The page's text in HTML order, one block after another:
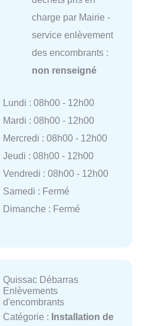
charge par Mairie -
service enlèvement
des encombrants :
non renseigné
Lundi : 08h00 - 12h00
Mardi : 08h00 - 12h00
Mercredi : 08h00 - 12h00
Jeudi : 08h00 - 12h00
Vendredi : 08h00 - 12h00
Samedi : Fermé
Dimanche : Fermé
Quissac Débarras
Enlèvements
d'encombrants
Catégorie : Installation de